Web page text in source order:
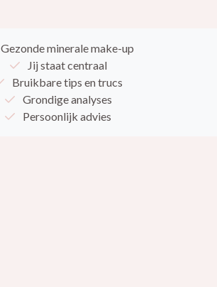
Gezonde minerale make-up
Jij staat centraal
Bruikbare tips en trucs
Grondige analyses
Persoonlijk advies